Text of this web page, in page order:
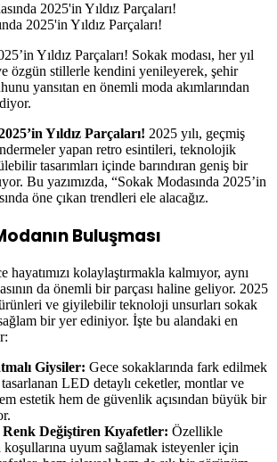
2025'in Yıldız Parçaları!
Yıldız Parçaları! Sokak modası, her yıl
özgün stillerle kendini yenileyerek, şehir
yansıtan en önemli moda akımlarından
Yıldız Parçaları! 2025 yılı, geçmiş
yapan retro esintileri, teknolojik
tasarımları içinde barındıran geniş bir
Bu yazımızda, “Sokak Modasında 2025’in
öne çıkan trendleri ele alacağız.
Buluşması
hayatımızı kolaylaştırmakla kalmıyor, aynı
da önemli bir parçası haline geliyor. 2025
ürünleri ve giyilebilir teknoloji unsurları sokak
bir yer ediniyor. İşte bu alandaki en
Giysiler: Gece sokaklarında fark edilmek
LED detaylı ceketler, montlar ve
estetik hem de güvenlik açısından büyük bir
Renk Değiştiren Kıyafetler: Özellikle
koşullarına uyum sağlamak isteyenler için